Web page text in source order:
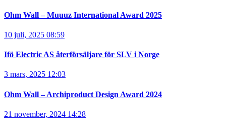
Ohm Wall – Muuuz International Award 2025
10 juli, 2025 08:59
Ifö Electric AS återförsäljare för SLV i Norge
3 mars, 2025 12:03
Ohm Wall – Archiproduct Design Award 2024
21 november, 2024 14:28